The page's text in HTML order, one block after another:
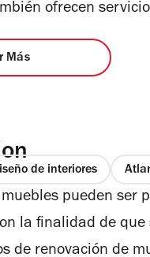
ofrecen
Más
de interiores
pueden ser
la finalidad de
de renovación de